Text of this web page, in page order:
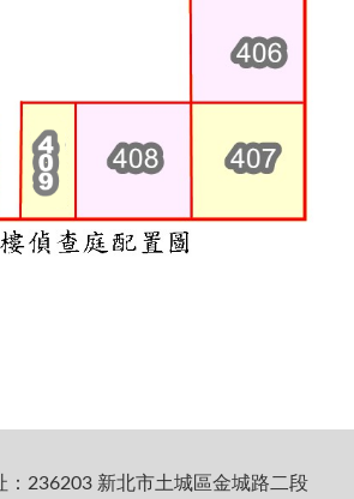
：236203 新北市土城區金城路二段